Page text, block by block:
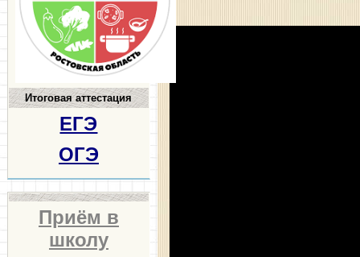
Итоговая аттестация
ЕГЭ
ОГЭ
Приём в
школу